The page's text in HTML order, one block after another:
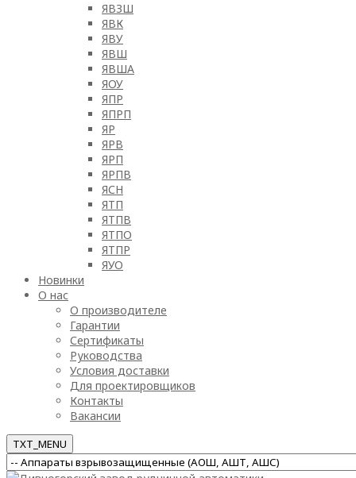
ЯВЗШ
ЯВК
ЯВУ
ЯВШ
ЯВША
ЯОУ
ЯПР
ЯПРП
ЯР
ЯРВ
ЯРП
ЯРПВ
ЯСН
ЯТП
ЯТПВ
ЯТПО
ЯТПР
ЯУО
Новинки
О нас
О производителе
Гарантии
Сертификаты
Руководства
Условия доставки
Для проектировщиков
Контакты
Вакансии
TXT_MENU